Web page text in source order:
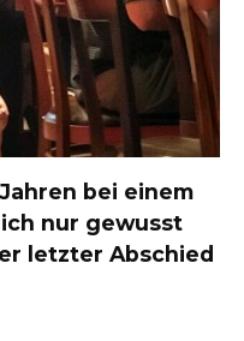
bei einem
nur gewusst
letzter Abschied